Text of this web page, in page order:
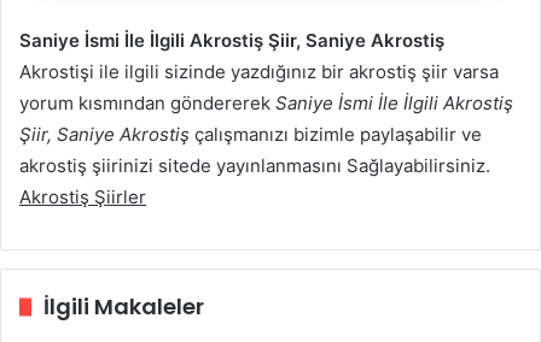
Saniye İsmi İle İlgili Akrostiş Şiir, Saniye Akrostiş
Akrostişi ile ilgili sizinde yazdığınız bir akrostiş şiir varsa
yorum kısmından göndererek Saniye İsmi İle İlgili Akrostiş
Şiir, Saniye Akrostiş çalışmanızı bizimle paylaşabilir ve
akrostiş şiirinizi sitede yayınlanmasını Sağlayabilirsiniz.
Akrostiş Şiirler
İlgili Makaleler